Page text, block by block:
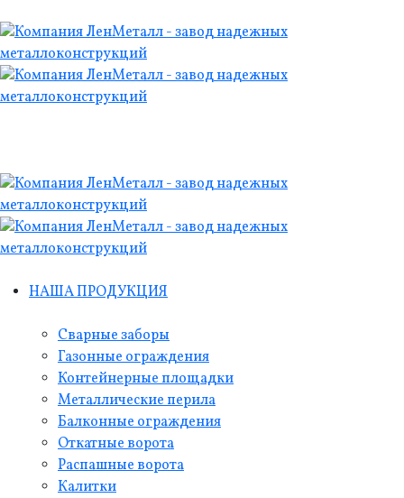
НАША ПРОДУКЦИЯ
Сварные заборы
Газонные ограждения
Контейнерные площадки
Металлические перила
Балконные ограждения
Откатные ворота
Распашные ворота
Калитки